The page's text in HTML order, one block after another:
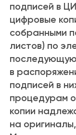
подписей в
цифровые
собранными
листов) по
в
подписей в
процедурам
копии
на